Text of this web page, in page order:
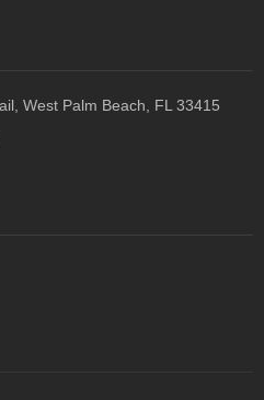
West Palm Beach, FL 33415